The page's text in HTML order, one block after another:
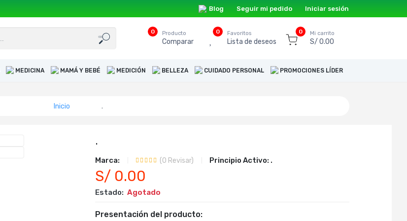
Blog Seguir mi pedido Iniciar sesión
0 Producto
Comparar
0 Favoritos
Lista de deseos
0 Mi carrito
S/ 0.00
MEDICINA MAMÁ Y BEBÉ MEDICIÓN BELLEZA CUIDADO PERSONAL PROMOCIONES LÍDER
Inicio .
.
Marca: (0 Revisar) Principio Activo: .
S/ 0.00
Estado: Agotado
Presentación del producto: